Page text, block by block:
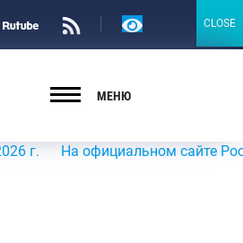
Версия
МЕНЮ
На официальном сайте
CLOSE
CLOSE